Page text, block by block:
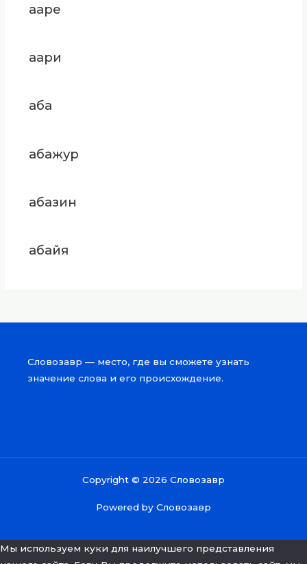
ааре
аари
аба
абажур
абазин
абайя
Словозавр — место, где вы сможете узнать
значение слова и его происхождение.
Copyright © 2026 Словозавр
Powered by Словозавр
Мы используем куки для наилучшего представления